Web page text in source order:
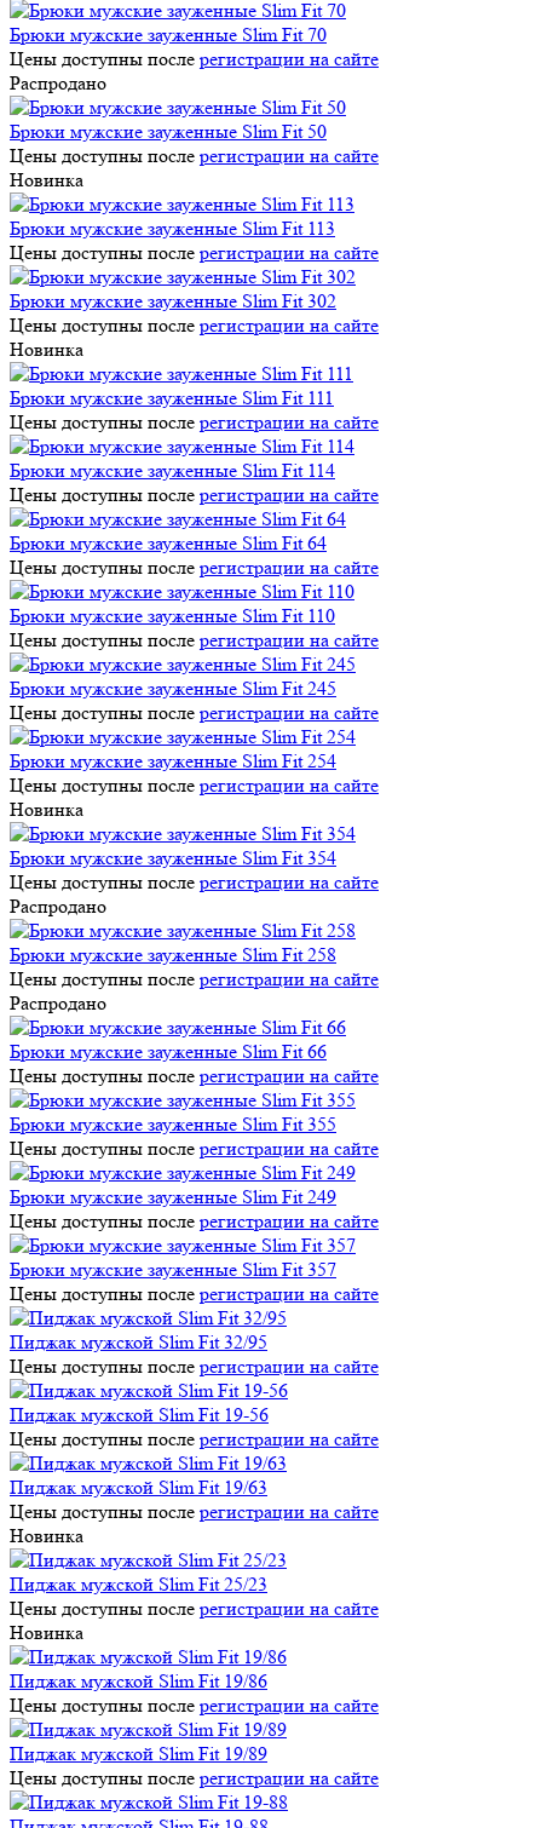
Брюки мужские зауженные Slim Fit 70
Цены доступны после регистрации на сайте
Распродано
Брюки мужские зауженные Slim Fit 50
Цены доступны после регистрации на сайте
Новинка
Брюки мужские зауженные Slim Fit 113
Цены доступны после регистрации на сайте
Брюки мужские зауженные Slim Fit 302
Цены доступны после регистрации на сайте
Новинка
Брюки мужские зауженные Slim Fit 111
Цены доступны после регистрации на сайте
Брюки мужские зауженные Slim Fit 114
Цены доступны после регистрации на сайте
Брюки мужские зауженные Slim Fit 64
Цены доступны после регистрации на сайте
Брюки мужские зауженные Slim Fit 110
Цены доступны после регистрации на сайте
Брюки мужские зауженные Slim Fit 245
Цены доступны после регистрации на сайте
Брюки мужские зауженные Slim Fit 254
Цены доступны после регистрации на сайте
Новинка
Брюки мужские зауженные Slim Fit 354
Цены доступны после регистрации на сайте
Распродано
Брюки мужские зауженные Slim Fit 258
Цены доступны после регистрации на сайте
Распродано
Брюки мужские зауженные Slim Fit 66
Цены доступны после регистрации на сайте
Брюки мужские зауженные Slim Fit 355
Цены доступны после регистрации на сайте
Брюки мужские зауженные Slim Fit 249
Цены доступны после регистрации на сайте
Брюки мужские зауженные Slim Fit 357
Цены доступны после регистрации на сайте
Пиджак мужской Slim Fit 32/95
Цены доступны после регистрации на сайте
Пиджак мужской Slim Fit 19-56
Цены доступны после регистрации на сайте
Пиджак мужской Slim Fit 19/63
Цены доступны после регистрации на сайте
Новинка
Пиджак мужской Slim Fit 25/23
Цены доступны после регистрации на сайте
Новинка
Пиджак мужской Slim Fit 19/86
Цены доступны после регистрации на сайте
Пиджак мужской Slim Fit 19/89
Цены доступны после регистрации на сайте